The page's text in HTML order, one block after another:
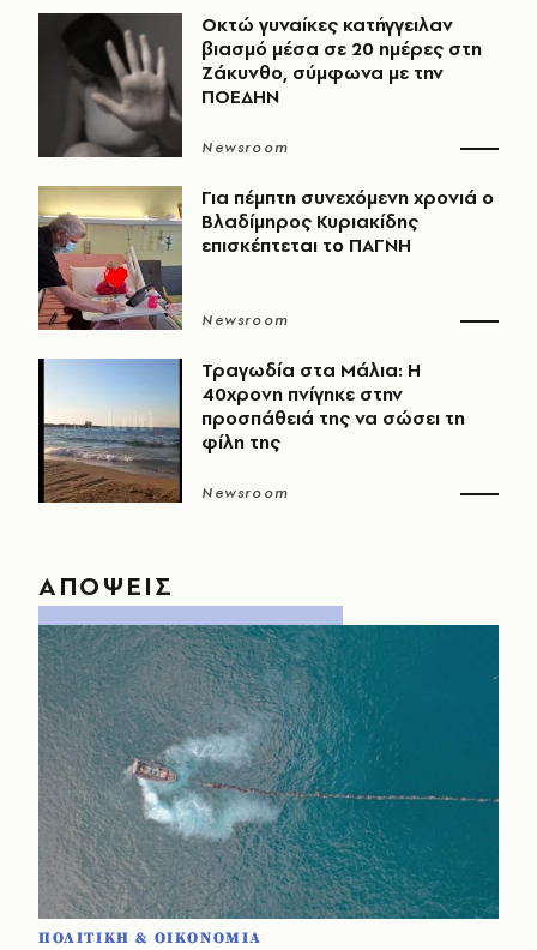
Οκτώ γυναίκες κατήγγειλαν
βιασμό μέσα σε 20 ημέρες στη
Ζάκυνθο, σύμφωνα με την
ΠΟΕΔΗΝ
Newsroom
Για πέμπτη συνεχόμενη χρονιά ο
Βλαδίμηρος Κυριακίδης
επισκέπτεται το ΠΑΓΝΗ
Newsroom
Τραγωδία στα Μάλια: Η
40χρονη πνίγηκε στην
προσπάθειά της να σώσει τη
φίλη της
Newsroom
ΑΠΟΨΕΙΣ
ΠΟΛΙΤΙΚΗ & ΟΙΚΟΝΟΜΙΑ